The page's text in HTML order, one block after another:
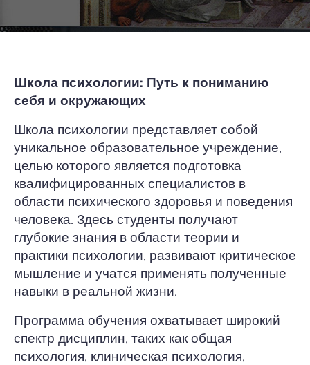
Школа психологии: Путь к пониманию
себя и окружающих
Школа психологии представляет собой
уникальное образовательное учреждение,
целью которого является подготовка
квалифицированных специалистов в
области психического здоровья и поведения
человека. Здесь студенты получают
глубокие знания в области теории и
практики психологии, развивают критическое
мышление и учатся применять полученные
навыки в реальной жизни.
Программа обучения охватывает широкий
спектр дисциплин, таких как общая
психология, клиническая психология,